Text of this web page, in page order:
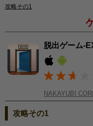
攻略その1
脱出ゲーム-
NAKAYUBI
攻略その1